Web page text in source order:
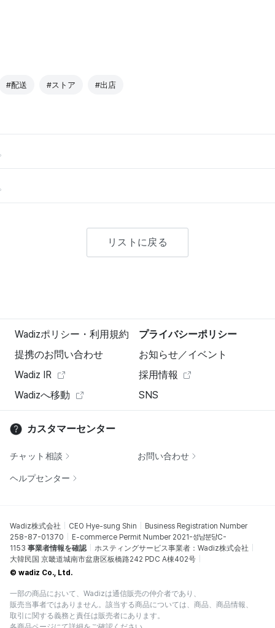
#配送 #ストア #出店
リストに戻る
Wadizポリシー・利用規約
プライバシーポリシー
提携のお問い合わせ
お知らせ／イベント
Wadiz IR
採用情報
Wadizへ移動
SNS
カスタマーセンター
チャット相談 お問い合わせ
ヘルプセンター
Wadiz株式会社 CEO Hye-sung Shin
Business Registration Number
258-87-01370
E-commerce Permit Number 2021-성남분당C-
1153 事業者情報を確認
ホスティングサービス事業者：Wadiz株式会社
大韓民国 京畿道城南市盆唐区板橋路242 PDC A棟402号
© wadiz Co., Ltd.
一部の商品において、Wadizは通信販売の仲介者であり、
販売当事者ではありません。該当する商品については、商品、商品情報、
取引に関する義務と責任は販売者にあります。